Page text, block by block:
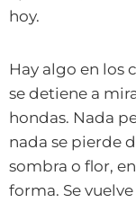
hoy.
Hay algo en los
se detiene a
hondas. Nada
nada se pierde
sombra o flor,
forma. Se